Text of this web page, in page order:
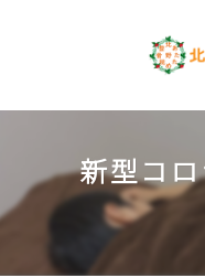
新型コ